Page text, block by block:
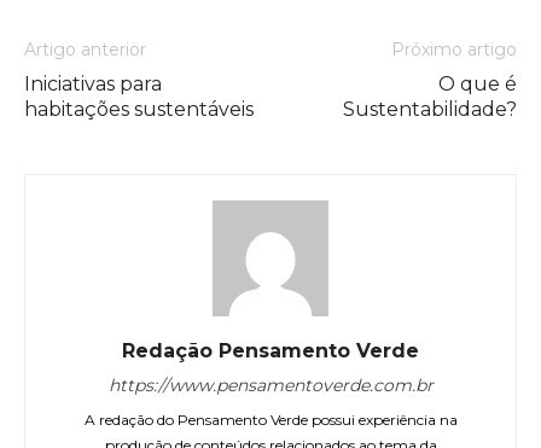
Artigo anterior
Iniciativas para
habitações sustentáveis
Próximo artigo
O que é
Sustentabilidade?
Redação Pensamento Verde
https://www.pensamentoverde.com.br
A redação do Pensamento Verde possui experiência na